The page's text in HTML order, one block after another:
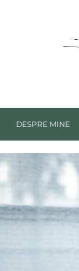
DESPRE MINE